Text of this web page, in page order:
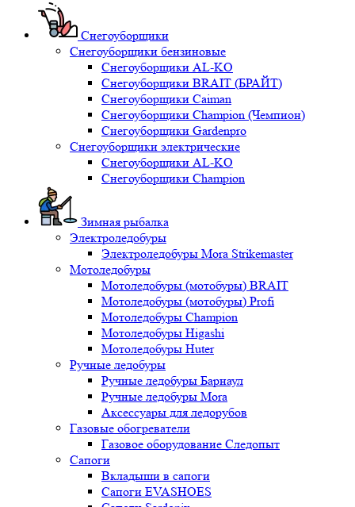
Снегоуборщики
Снегоуборщики бензиновые
Снегоуборщики AL-KO
Снегоуборщики BRAIT (БРАЙТ)
Снегоуборщики Caiman
Снегоуборщики Champion (Чемпион)
Снегоуборщики Gardenpro
Снегоуборщики электрические
Снегоуборщики AL-KO
Снегоуборщики Champion
Зимная рыбалка
Электроледобуры
Электроледобуры Mora Strikemaster
Мотоледобуры
Мотоледобуры (мотобуры) BRAIT
Мотоледобуры (мотобуры) Profi
Мотоледобуры Champion
Мотоледобуры Higashi
Мотоледобуры Huter
Ручные ледобуры
Ручные ледобуры Барнаул
Ручные ледобуры Mora
Аксессуары для ледорубов
Газовые обогреватели
Газовое оборудование Следопыт
Сапоги
Вкладыши в сапоги
Сапоги EVASHOES